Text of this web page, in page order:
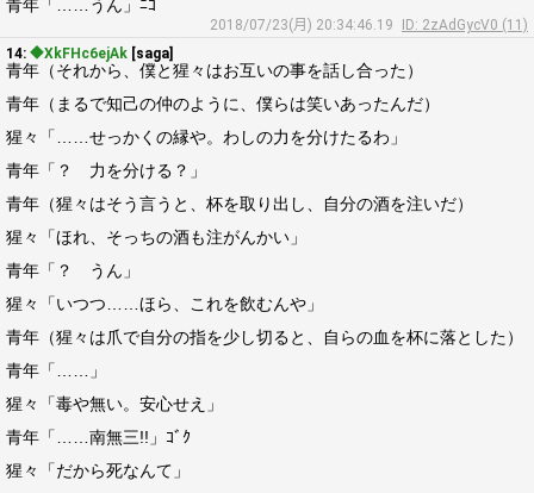
青年「……うん」ﾆｺ
2018/07/23(月) 20:34:46.19
ID: 2zAdGycV0 (11)
14: ◆XkFHc6ejAk [saga]
青年（それから、僕と猩々はお互いの事を話し合った）
青年（まるで知己の仲のように、僕らは笑いあったんだ）
猩々「……せっかくの縁や。わしの力を分けたるわ」
青年「？ 力を分ける？」
青年（猩々はそう言うと、杯を取り出し、自分の酒を注いだ）
猩々「ほれ、そっちの酒も注がんかい」
青年「？ うん」
猩々「いつつ……ほら、これを飲むんや」
青年（猩々は爪で自分の指を少し切ると、自らの血を杯に落とした）
青年「……」
猩々「毒や無い。安心せえ」
青年「……南無三!!」ｺﾞｸ
猩々「だから死なんて」